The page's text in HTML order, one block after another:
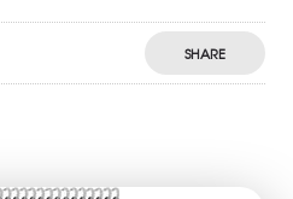
SHARE